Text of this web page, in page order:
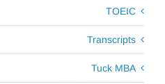
TOEIC
Transcripts
Tuck MBA